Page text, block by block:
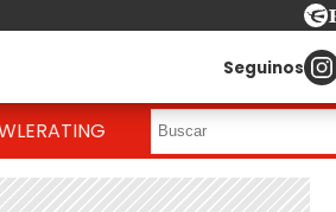
Seguinos
RATING